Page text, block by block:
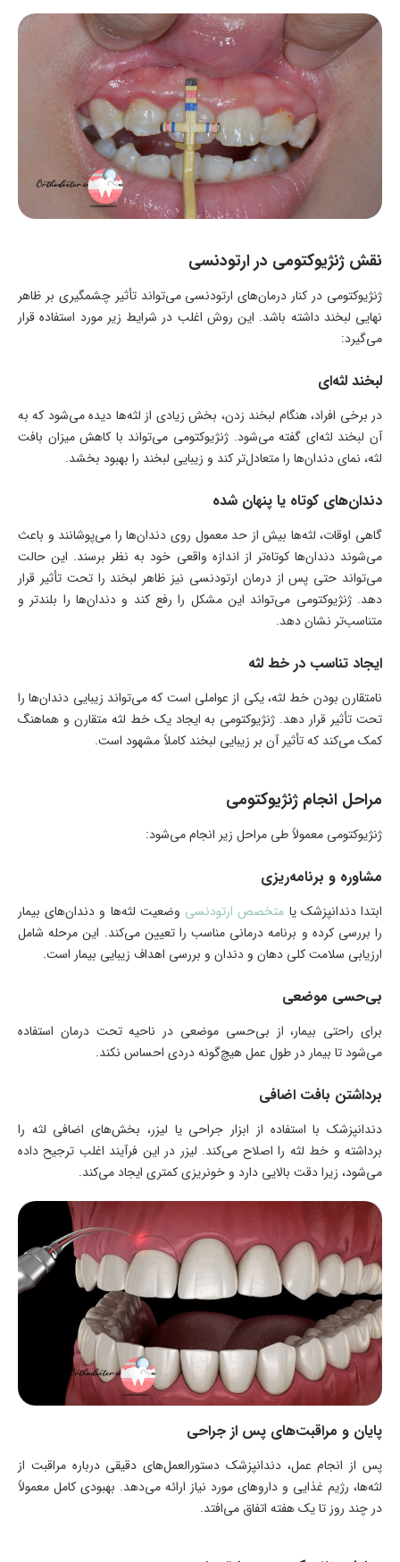
نقش ژنژیوکتومی در ارتودنسی
ژنژیوکتومی در کنار درمان‌های ارتودنسی می‌تواند تأثیر چشمگیری بر ظاهر
نهایی لبخند داشته باشد. این روش اغلب در شرایط زیر مورد استفاده قرار
می‌گیرد:
لبخند لثه‌ای
در برخی افراد، هنگام لبخند زدن، بخش زیادی از لثه‌ها دیده می‌شود که به
آن لبخند لثه‌ای گفته می‌شود. ژنژیوکتومی می‌تواند با کاهش میزان بافت
لثه، نمای دندان‌ها را متعادل‌تر کند و زیبایی لبخند را بهبود بخشد.
دندان‌های کوتاه یا پنهان شده
گاهی اوقات، لثه‌ها بیش از حد معمول روی دندان‌ها را می‌پوشانند و باعث
می‌شوند دندان‌ها کوتاه‌تر از اندازه واقعی خود به نظر برسند. این حالت
می‌تواند حتی پس از درمان ارتودنسی نیز ظاهر لبخند را تحت تأثیر قرار
دهد. ژنژیوکتومی می‌تواند این مشکل را رفع کند و دندان‌ها را بلندتر و
متناسب‌تر نشان دهد.
ایجاد تناسب در خط لثه
نامتقارن بودن خط لثه، یکی از عواملی است که می‌تواند زیبایی دندان‌ها را
تحت تأثیر قرار دهد. ژنژیوکتومی به ایجاد یک خط لثه متقارن و هماهنگ
کمک می‌کند که تأثیر آن بر زیبایی لبخند کاملاً مشهود است.
مراحل انجام ژنژیوکتومی
ژنژیوکتومی معمولاً طی مراحل زیر انجام می‌شود:
مشاوره و برنامه‌ریزی
ابتدا دندانپزشک یا متخصص ارتودنسی وضعیت لثه‌ها و دندان‌های بیمار
را بررسی کرده و برنامه درمانی مناسب را تعیین می‌کند. این مرحله شامل
ارزیابی سلامت کلی دهان و دندان و بررسی اهداف زیبایی بیمار است.
بی‌حسی موضعی
برای راحتی بیمار، از بی‌حسی موضعی در ناحیه تحت درمان استفاده
می‌شود تا بیمار در طول عمل هیچ‌گونه دردی احساس نکند.
برداشتن بافت اضافی
دندانپزشک با استفاده از ابزار جراحی یا لیزر، بخش‌های اضافی لثه را
برداشته و خط لثه را اصلاح می‌کند. لیزر در این فرآیند اغلب ترجیح داده
می‌شود، زیرا دقت بالایی دارد و خونریزی کمتری ایجاد می‌کند.
پایان و مراقبت‌های پس از جراحی
پس از انجام عمل، دندانپزشک دستورالعمل‌های دقیقی درباره مراقبت از
لثه‌ها، رژیم غذایی و داروهای مورد نیاز ارائه می‌دهد. بهبودی کامل معمولاً
در چند روز تا یک هفته اتفاق می‌افتد.